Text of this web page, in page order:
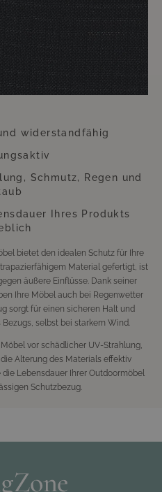
aufgrund der UV-Strahlung
beeinträchtigt jedoch weder die
Überzugs. Der Überzug besteht aus
widerstandfähig
Schmutz, Regen und
Ihres Produkts
bietet den idealen Schutz für Ihre
Material gefertigt, ist
äußere Einflüsse. Dank seiner
Ihre Möbel auch bei Regenwetter
sorgt für einen sicheren Halt und
selbst bei starkem Wind.
vor schädlicher UV-Strahlung,
Alterung des Materials effektiv
Lebensdauer Ihrer Outdoormöbel
Schutzbezug.